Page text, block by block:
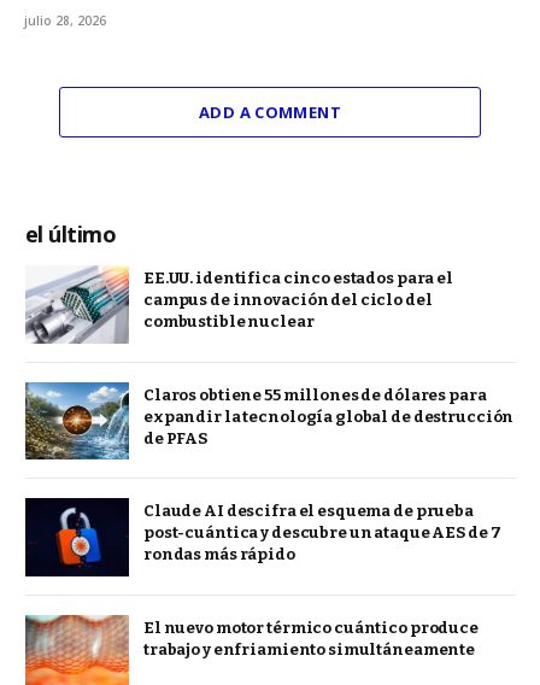
julio 28, 2026
ADD A COMMENT
el último
EE.UU. identifica cinco estados para el
campus de innovación del ciclo del
combustible nuclear
Claros obtiene 55 millones de dólares para
expandir la tecnología global de destrucción
de PFAS
Claude AI descifra el esquema de prueba
post-cuántica y descubre un ataque AES de 7
rondas más rápido
El nuevo motor térmico cuántico produce
trabajo y enfriamiento simultáneamente